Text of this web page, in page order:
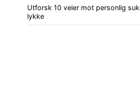
Utforsk 10 veier mot personlig
lykke